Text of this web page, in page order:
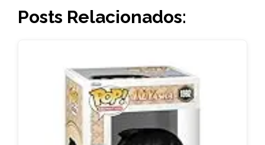
Posts Relacionados: